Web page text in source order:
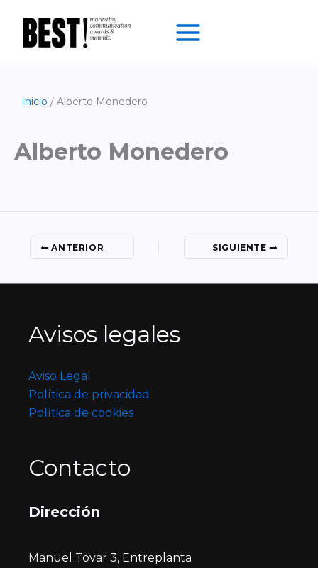
contenido
Inicio Alberto Monedero
Alberto Monedero
ANTERIOR SIGUIENTE
Avisos legales
Aviso Legal
Política de privacidad
Política de cookies
Contacto
Dirección
Manuel Tovar 3, Entreplanta